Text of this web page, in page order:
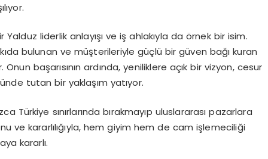
Yalduz liderlik anlayışı ve iş ahlakıyla da örnek bir isim.
bulunan ve müşterileriyle güçlü bir güven bağı kuran
başarısının ardında, yeniliklere açık bir vizyon, cesur
tutan bir yaklaşım yatıyor.
Türkiye sınırlarında bırakmayıp uluslararası pazarlara
ve kararlılığıyla, hem giyim hem de cam işlemeciliği
kararlı.